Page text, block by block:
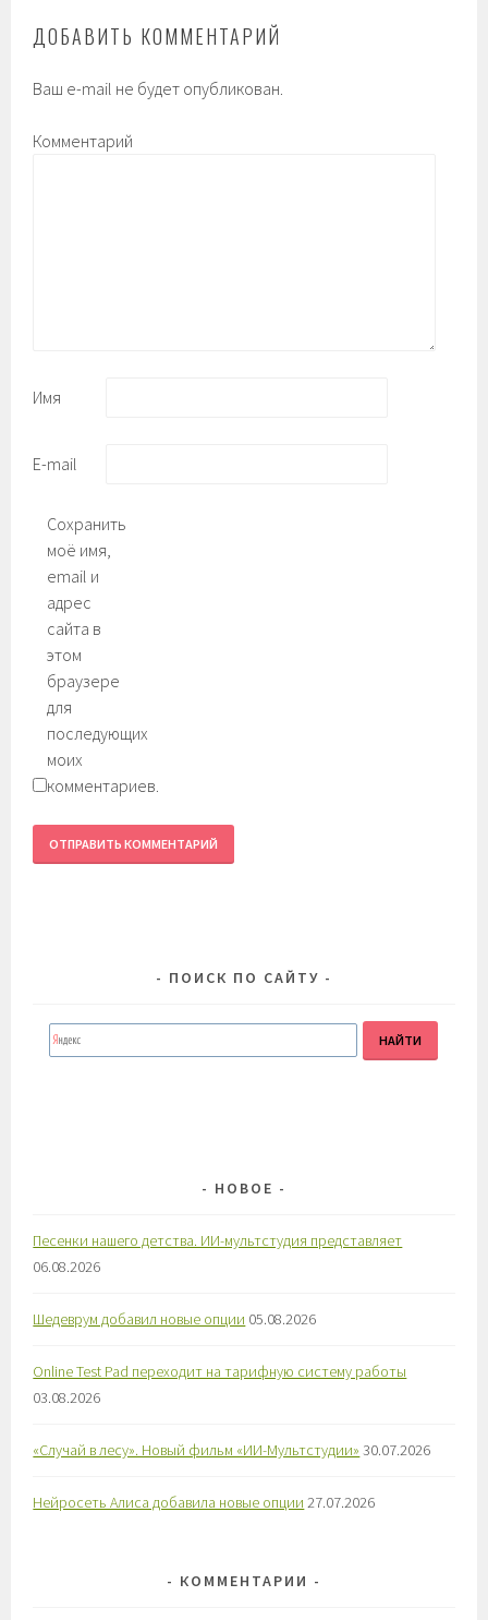
ДОБАВИТЬ КОММЕНТАРИЙ
Ваш e-mail не будет опубликован.
Комментарий
Имя
E-mail
Сохранить
моё имя,
email и
адрес
сайта в
этом
браузере
для
последующих
моих
комментариев.
ПОИСК ПО САЙТУ
НОВОЕ
Песенки нашего детства. ИИ-мультстудия представляет
06.08.2026
Шедеврум добавил новые опции 05.08.2026
Online Test Pad переходит на тарифную систему работы
03.08.2026
«Случай в лесу». Новый фильм «ИИ-Мультстудии» 30.07.2026
Нейросеть Алиса добавила новые опции 27.07.2026
КОММЕНТАРИИ